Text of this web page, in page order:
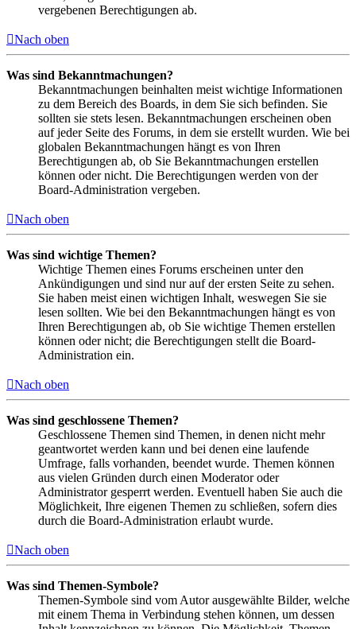
vergebenen Berechtigungen ab.
Nach oben
Was sind Bekanntmachungen?
Bekanntmachungen beinhalten meist wichtige Informationen
zu dem Bereich des Boards, in dem Sie sich befinden. Sie
sollten sie stets lesen. Bekanntmachungen erscheinen oben
auf jeder Seite des Forums, in dem sie erstellt wurden. Wie bei
globalen Bekanntmachungen hängt es von Ihren
Berechtigungen ab, ob Sie Bekanntmachungen erstellen
können oder nicht. Die Berechtigungen werden von der
Board-Administration vergeben.
Nach oben
Was sind wichtige Themen?
Wichtige Themen eines Forums erscheinen unter den
Ankündigungen und sind nur auf der ersten Seite zu sehen.
Sie haben meist einen wichtigen Inhalt, weswegen Sie sie
lesen sollten. Wie bei den Bekanntmachungen hängt es von
Ihren Berechtigungen ab, ob Sie wichtige Themen erstellen
können oder nicht; die Berechtigungen stellt die Board-
Administration ein.
Nach oben
Was sind geschlossene Themen?
Geschlossene Themen sind Themen, in denen nicht mehr
geantwortet werden kann und bei denen eine laufende
Umfrage, falls vorhanden, beendet wurde. Themen können
aus vielen Gründen durch einen Moderator oder
Administrator gesperrt werden. Eventuell haben Sie auch die
Möglichkeit, Ihre eigenen Themen zu schließen, sofern dies
durch die Board-Administration erlaubt wurde.
Nach oben
Was sind Themen-Symbole?
Themen-Symbole sind vom Autor ausgewählte Bilder, welche
mit einem Thema in Verbindung stehen können, um dessen